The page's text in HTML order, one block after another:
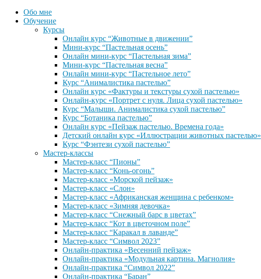
Обо мне
Обучение
Курсы
Онлайн курс “Животные в движении”
Мини-курс “Пастельная осень”
Онлайн мини-курс “Пастельная зима”
Мини-курс “Пастельная весна”
Онлайн мини-курс “Пастельное лето”
Курс “Анималистика пастелью”
Онлайн курс «Фактуры и текстуры сухой пастелью»
Онлайн-курс «Портрет с нуля. Лица сухой пастелью»
Курс “Малыши. Анималистика сухой пастелью”
Курс “Ботаника пастелью”
Онлайн курс «Пейзаж пастелью. Времена года»
Детский онлайн курс «Иллюстрации животных пастелью»
Курс “Фэнтези сухой пастелью”
Мастер-классы
Мастер-класс “Пионы”
Мастер-класс “Конь-огонь”
Мастер-класс «Морской пейзаж»
Мастер-класс «Слон»
Мастер-класс «Африканская женщина с ребенком»
Мастер-класс «Зимняя девочка»
Мастер-класс “Снежный барс в цветах”
Мастер-класс “Кот в цветочном поле”
Мастер-класс “Каракал в лаванде”
Мастер-класс “Символ 2023”
Онлайн-практика «Весенний пейзаж»
Онлайн-практика «Модульная картина. Магнолия»
Онлайн-практика “Символ 2022”
Онлайн-практика “Баран”